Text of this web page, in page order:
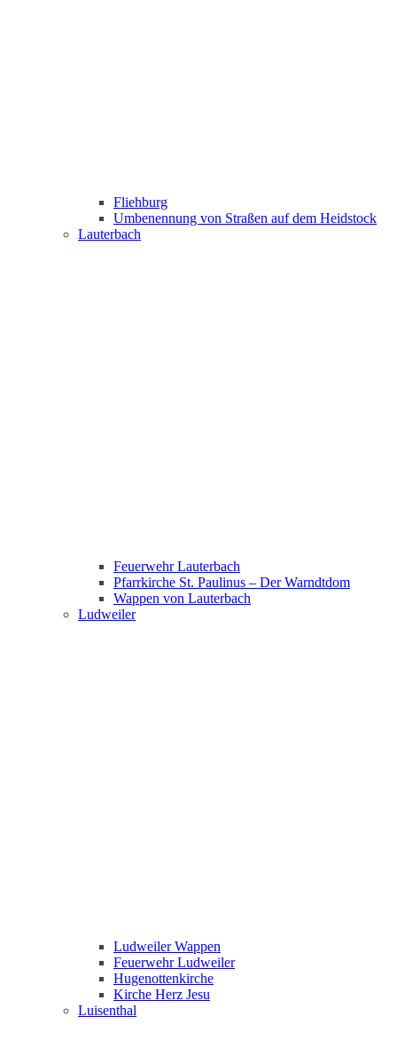
Fliehburg
Umbenennung von Straßen auf dem Heidstock
Lauterbach
Feuerwehr Lauterbach
Pfarrkirche St. Paulinus – Der Warndtdom
Wappen von Lauterbach
Ludweiler
Ludweiler Wappen
Feuerwehr Ludweiler
Hugenottenkirche
Kirche Herz Jesu
Luisenthal